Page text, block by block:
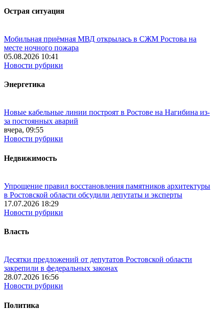
Острая ситуация
Мобильная приёмная МВД открылась в СЖМ Ростова на
месте ночного пожара
05.08.2026 10:41
Новости рубрики
Энергетика
Новые кабельные линии построят в Ростове на Нагибина из-
за постоянных аварий
вчера, 09:55
Новости рубрики
Недвижимость
Упрощение правил восстановления памятников архитектуры
в Ростовской области обсудили депутаты и эксперты
17.07.2026 18:29
Новости рубрики
Власть
Десятки предложений от депутатов Ростовской области
закрепили в федеральных законах
28.07.2026 16:56
Новости рубрики
Политика